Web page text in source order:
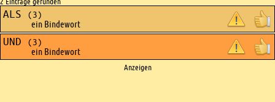
ALS (3)
ein Bindewort
UND
(3)
ein Bindewort
Anzeigen